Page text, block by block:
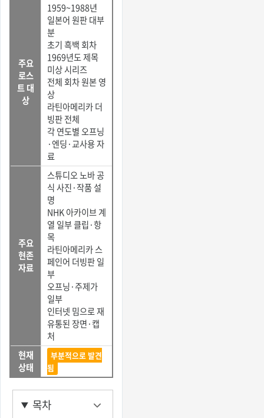
주요
로스
트 대
상
1959~1988년
일본어 원판 대부
분
초기 흑백 회차
1969년도 제목
미상 시리즈
전체 회차 원본 영
상
라틴아메리카 더
빙판 전체
각 연도별 오프닝
·엔딩·교사용 자
료
주요
현존
자료
스튜디오 노바 공
식 사진·작품 설
명
NHK 아카이브 계
열 일부 클립·항
목
라틴아메리카 스
페인어 더빙판 일
부
오프닝·주제가
일부
인터넷 밈으로 재
유통된 장면·캡
처
현재
상태
부분적으로 발견
됨
목차